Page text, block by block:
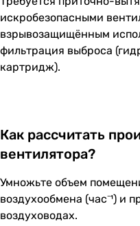
искробезопасными
взрывозащищённым
фильтрация выброса
картридж).
Как рассчитать
вентилятора?
Умножьте объем
воздухообмена (час⁻¹) и
воздуховодах.